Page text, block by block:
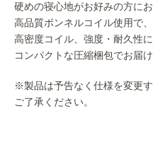
硬めの寝心地がお好みの方にお
高品質ボンネルコイル使用で
高密度コイル、強度・耐久性
コンパクトな圧縮梱包でお届け
※製品は予告なく仕様を変更
ご了承ください。